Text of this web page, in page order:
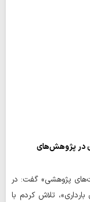
در پژوهش‌های
پژوهشی» گفت: در
تلاش کردم با